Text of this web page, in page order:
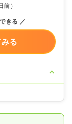
）
きる
る